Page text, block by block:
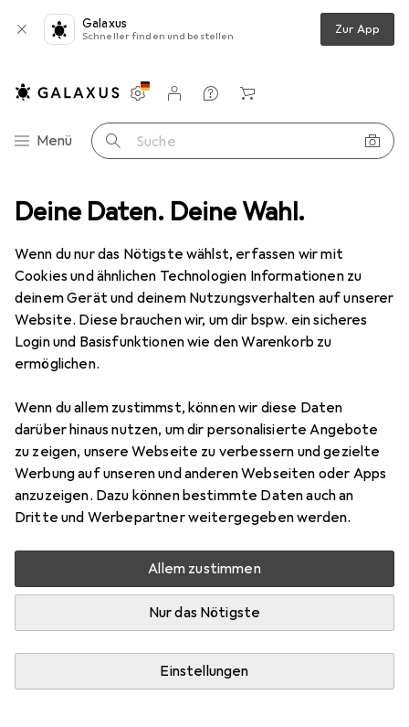
Deine Daten. Deine Wahl.
Wenn du nur das Nötigste wählst, erfassen wir mit
Cookies und ähnlichen Technologien Informationen zu
deinem Gerät und deinem Nutzungsverhalten auf unserer
Website. Diese brauchen wir, um dir bspw. ein sicheres
Login und Basisfunktionen wie den Warenkorb zu
ermöglichen.
Wenn du allem zustimmst, können wir diese Daten
darüber hinaus nutzen, um dir personalisierte Angebote
zu zeigen, unsere Webseite zu verbessern und gezielte
Werbung auf unseren und anderen Webseiten oder Apps
anzuzeigen. Dazu können bestimmte Daten auch an
Dritte und Werbepartner weitergegeben werden.
Allem zustimmen
Nur das Nötigste
Einstellungen
Galaxus
Schneller finden und bestellen Zur App
Navigation nach Kategorien
Menü Suche
Einstellungen
Kundenkonto
Vergleichslisten
Merklisten
Warenkorb
Sport Bike Velobekleidung
Sportsocken
Produkte Forum
3 Diskussionen in Sportsocken
Diskussion starten
Kürzlich aktiv
vor 4 JahreninSportsocken
Welche Socken für MTB?
Ich suche Socken für meine MTB Touren welche die Füsse
im Herbst und Winter trocken halten. Wäre froh um eure